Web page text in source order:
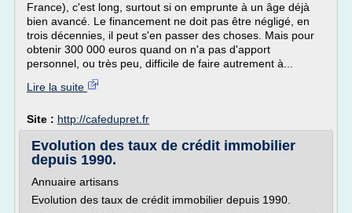
France), c'est long, surtout si on emprunte à un âge déjà
bien avancé. Le financement ne doit pas être négligé, en
trois décennies, il peut s'en passer des choses. Mais pour
obtenir 300 000 euros quand on n'a pas d'apport
personnel, ou très peu, difficile de faire autrement à...
Lire la suite
Site : http://cafedupret.fr
Evolution des taux de crédit immobilier
depuis 1990.
Annuaire artisans
Evolution des taux de crédit immobilier depuis 1990.